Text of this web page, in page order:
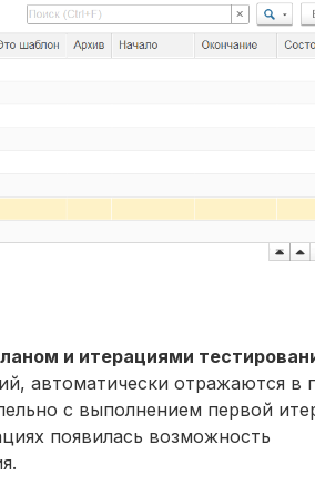
и итерациями
автоматически отражаются в
с выполнением первой
появилась возможность